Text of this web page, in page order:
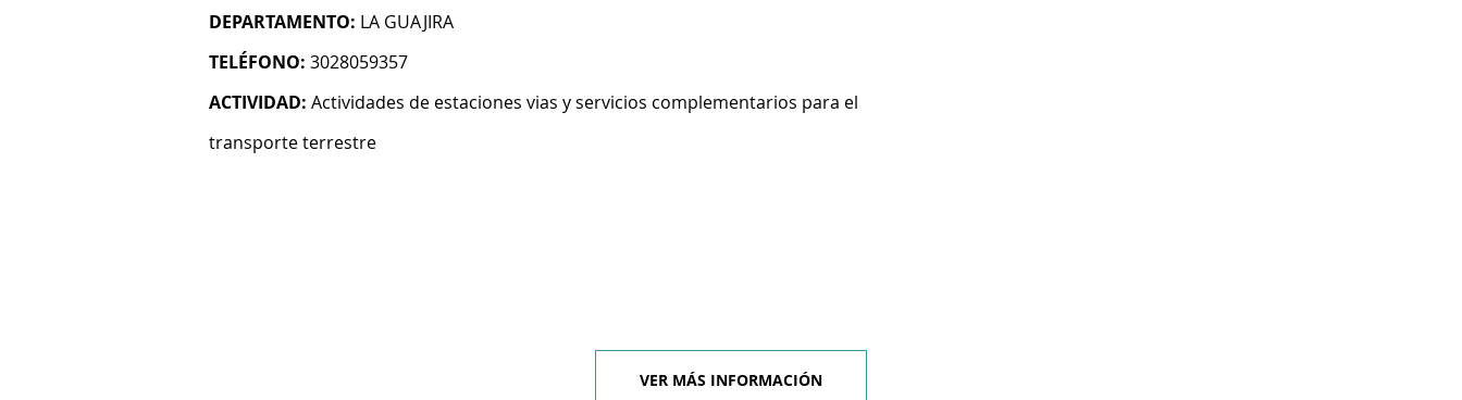
DEPARTAMENTO: LA GUAJIRA
TELÉFONO: 3028059357
ACTIVIDAD: Actividades de estaciones vias y servicios complementarios para el
transporte terrestre
VER MÁS INFORMACIÓN